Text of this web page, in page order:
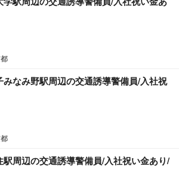
みなみ野駅周辺の交通誘導警備員/入社祝
駅周辺の交通誘導警備員/入社祝い金あり/